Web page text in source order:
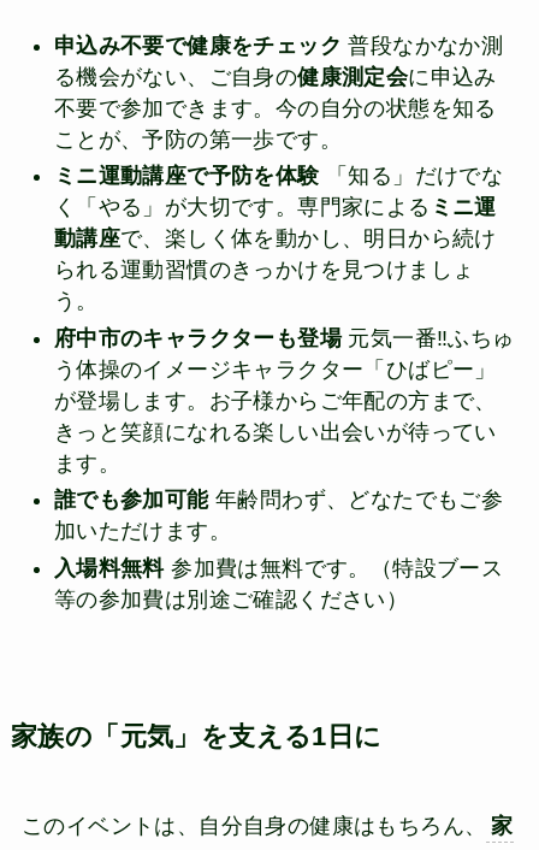
申込み不要で健康をチェック 普段なかなか測
る機会がない、ご自身の健康測定会に申込み
不要で参加できます。今の自分の状態を知る
ことが、予防の第一歩です。
ミニ運動講座で予防を体験 「知る」だけでな
く「やる」が大切です。専門家による ミニ運
動講座で、楽しく体を動かし、明日から続け
られる運動習慣のきっかけを見つけましょ
う。
府中市のキャラクターも登場元気一番‼ふちゅ
う体操のイメージキャラクター「ひばピー」
が登場します。お子様からご年配の方まで、
きっと笑顔になれる楽しい出会いが待ってい
ます。
誰でも参加可能年齢問わず、どなたでもご参
加いただけます。
入場料無料参加費は無料です。（特設ブース
等の参加費は別途ご確認ください）
家族の「元気」を支える1日に
このイベントは、自分自身の健康はもちろん、
家